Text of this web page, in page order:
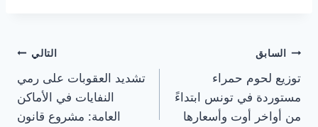
تصفّح
المقالات
السابق
توزيع لحوم حمراء
مستوردة في تونس ابتداءً
من أواخر أوت وأسعارها
التالي
تشديد العقوبات على رمي
النفايات في الأماكن
العامة: مشروع قانون